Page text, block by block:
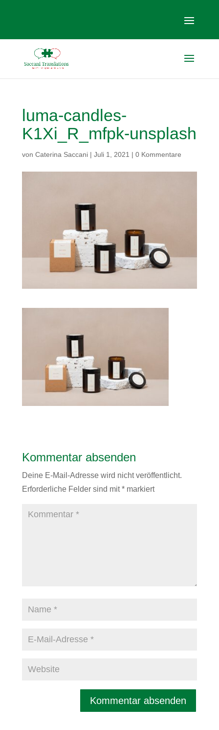
luma-candles-
K1Xi_R_mfpk-unsplash
von Caterina Saccani| Juli 1, 2021 | 0 Kommentare
Kommentar absenden
Deine E-Mail-Adresse wird nicht veröffentlicht.
Erforderliche Felder sind mit*markiert